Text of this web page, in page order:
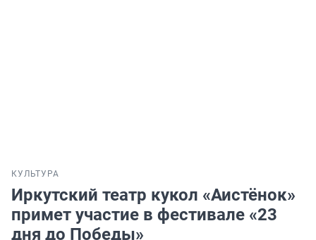
КУЛЬТУРА
Иркутский театр кукол «Аистёнок»
примет участие в фестивале «23
дня до Победы»